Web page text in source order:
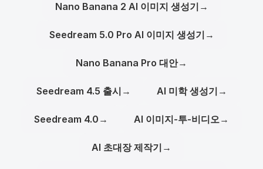
Nano Banana 2 AI 이미지 생성기 →
Seedream 5.0 Pro AI 이미지 생성기 →
Nano Banana Pro 대안→
Seedream 4.5 출시 → AI 미학 생성기 →
Seedream 4.0 → AI 이미지-투-비디오→
AI 초대장 제작기 →